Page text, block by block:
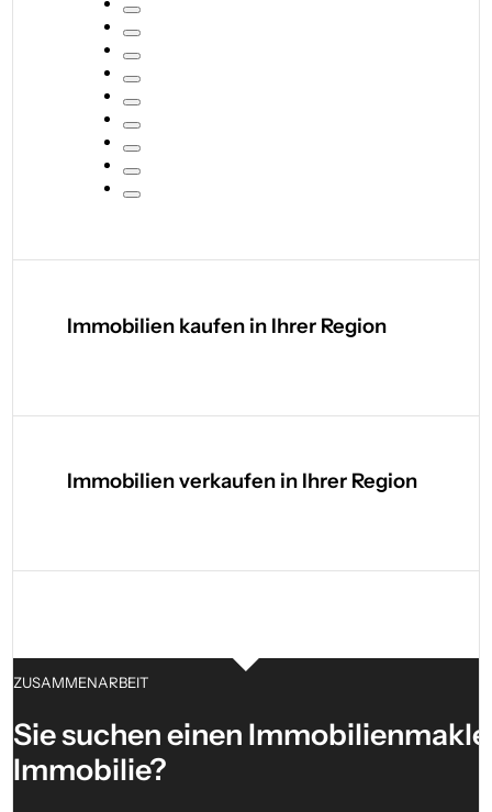
Immobilien kaufen in Ihrer Region
Immobilien verkaufen in Ihrer Region
ZUSAMMENARBEIT
Sie suchen einen
Immobilie?